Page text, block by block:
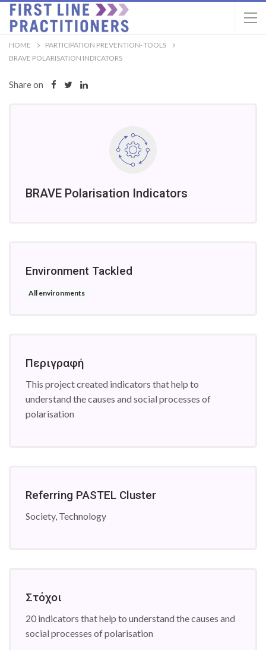
HOME
PARTICIPATION PREVENTION- TOOLS
BRAVE POLARISATION INDICATORS
Share on
BRAVE Polarisation Indicators
Environment Tackled
All environments
Περιγραφή
This project created indicators that help to
understand the causes and social processes of
polarisation
Referring PASTEL Cluster
Society, Technology
Στόχοι
20 indicators that help to understand the causes and
social processes of polarisation